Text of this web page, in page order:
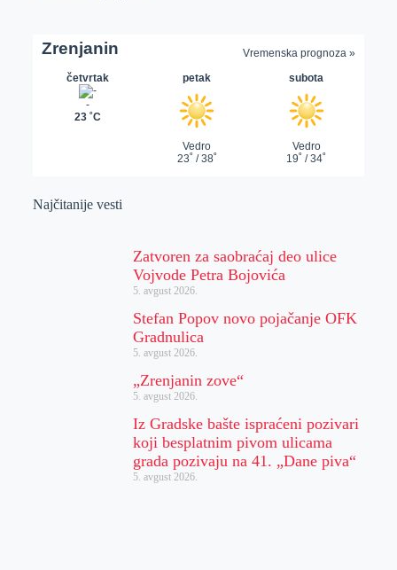
Najčitanije vesti
Zatvoren za saobraćaj deo ulice
Vojvode Petra Bojovića
5. avgust 2026.
Stefan Popov novo pojačanje OFK
Gradnulica
5. avgust 2026.
„Zrenjanin zove“
5. avgust 2026.
Iz Gradske bašte ispraćeni pozivari
koji besplatnim pivom ulicama
grada pozivaju na 41. „Dane piva“
5. avgust 2026.